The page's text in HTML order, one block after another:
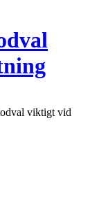
viktigt vid